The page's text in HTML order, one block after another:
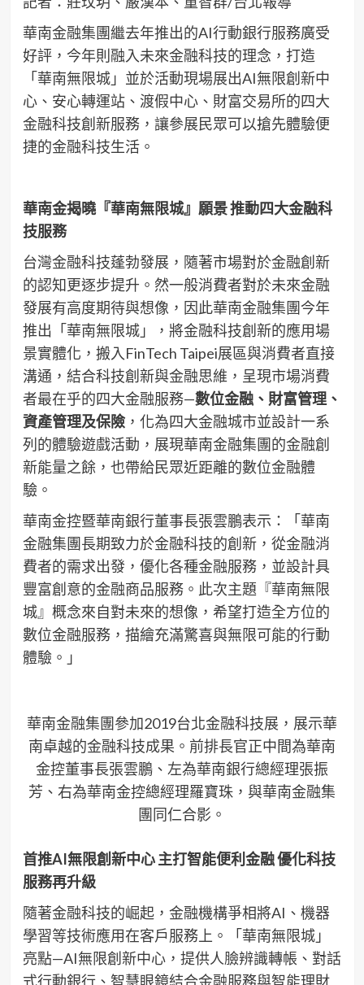
華南金融集團繼去年推出的AI行動銀行服務廣受
好評，今年則融入未來金融科技的理念，打造
「華南無限城」並於活動現場展出AI無限創新中
心、安心轉運站、渡假中心、財富交易所的四大
金融科技創新服務，讓參展民眾可以搶先體驗便
捷的金融科技生活。
華南金揭曉『華南無限城』願景推動四大金融科
技服務
台灣金融科技蓬勃發展，隨著市場對於金融創新
的認知更逐步提升。然一般消費者對於未來金融
發展有高度期待與想像，因此華南金融集團今年
推出「華南無限城」，將金融科技創新的應用場
景實體化，搬入FinTech Taipei展區與消費者直接
溝通，結合科技創新與金融思維，呈現市場消費
者最在乎的四大金融服務—數位金融、財富管理、
資產管理及保險，化為四大金融城市並設計一系
列的體驗遊戲活動，展現華南金融集團的金融創
新能量之餘，也帶給民眾近距離的數位金融體
驗。
華南金控暨華南銀行董事長張雲鵬表示：「華南
金融集團長期致力於金融科技的創新，從金融消
費者的需求出發，優化各種金融服務，並設計具
豐富創意的金融商品服務。此次主題『華南無限
城』概念來自對未來的想像，希望打造全方位的
數位金融服務，描繪充滿驚喜與無限可能的行動
體驗。」
華南金融集團參加2019台北金融科技展，展示華
南卓越的金融科技成果。前排長官正中間為華南
金控董事長張雲鵬、左為華南銀行總經理張振
芳、右為華南金控總經理羅寶珠，與華南金融集
團同仁合影。
首推AI無限創新中心 主打智能便利金融優化科技
服務再升級
隨著金融科技的崛起，金融機構爭相將AI、機器
學習等技術應用在客戶服務上。「華南無限城」
亮點—AI無限創新中心，提供人臉辨識轉帳、對話
式行動銀行、智慧眼鏡結合金融服務與智能理財